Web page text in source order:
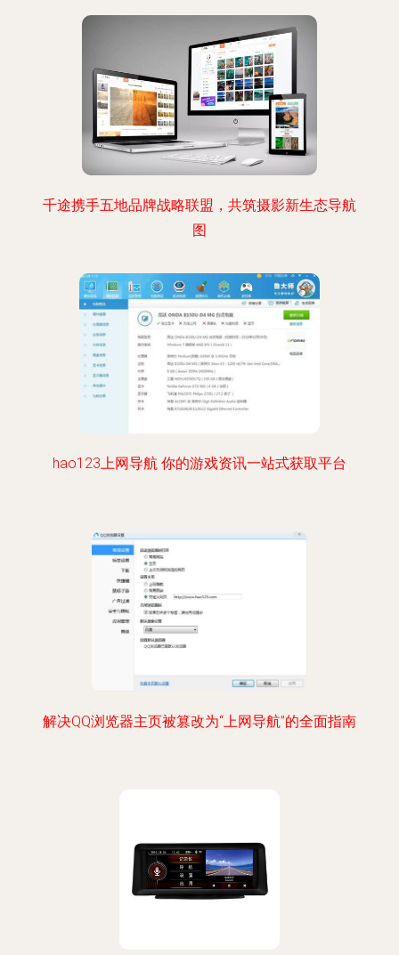
千途携手五地品牌战略联盟，共筑摄影新生态导航
图
hao123上网导航 你的游戏资讯一站式获取平台
解决QQ浏览器主页被篡改为“上网导航”的全面指南